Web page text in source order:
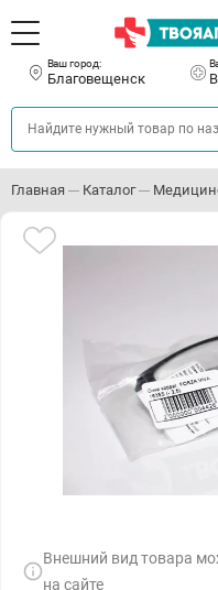
Ваш город:
Благовещенск
Главная Каталог
Внешний вид товара
на сайте